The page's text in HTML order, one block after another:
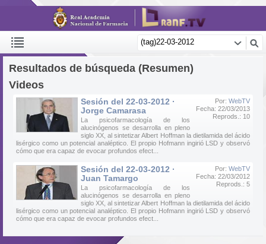
Resultados de búsqueda (Resumen)
Videos
Por: WebTV
Fecha: 22/03/2013
Reprods.: 10
Sesión del 22-03-2012 ·
Jorge Camarasa
La psicofarmacología de los
alucinógenos se desarrolla en pleno
siglo XX, al sintetizar Albert Hoffman la dietilamida del ácido
lisérgico como un potencial analéptico. El propio Hofmann ingirió LSD y observó
cómo que era capaz de evocar profundos efect...
Por: WebTV
Fecha: 22/03/2012
Reprods.: 5
Sesión del 22-03-2012 ·
Juan Tamargo
La psicofarmacología de los
alucinógenos se desarrolla en pleno
siglo XX, al sintetizar Albert Hoffman la dietilamida del ácido
lisérgico como un potencial analéptico. El propio Hofmann ingirió LSD y observó
cómo que era capaz de evocar profundos efect...